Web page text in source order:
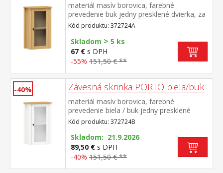
materiál masív borovica, farebné
prevedenie buk jedny presklené dvierka, za
nimi jedna polica maximálne nosnosti
uvedené v návode na montáž súčasť
zostavy PORTO buk
Kód produktu: 372724A
Skladom > 5 ks
67 € s DPH
-55% 151,50 € **
-40% Závesná skrinka PORTO biela/buk
materiál masív borovica, farebné
prevedenie biela / buk jedny presklené
dvierka, za nimi jedna polica maximálne
nosnosti uvedené v návode na
montáž súčasť zostavy PORTO biela/buk
Kód produktu: 372724B
Skladom: 21.9.2026
89,50 € s DPH
-40% 151,50 € **